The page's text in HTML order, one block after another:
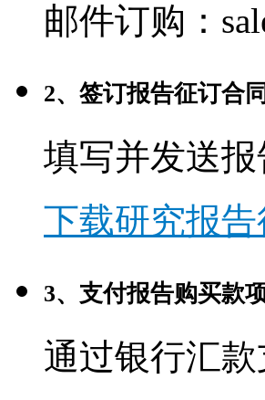
邮件订购：
2、签订报告征订合同
填写并发送
下载研究报告
3、支付报告购买款
通过银行汇